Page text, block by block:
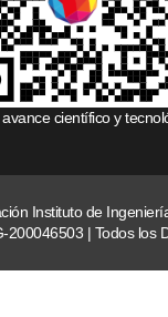
científico y
Instituto de
200046503 | Todos los